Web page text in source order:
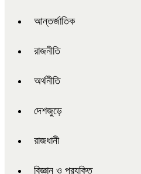
আন্তর্জাতিক
রাজনীতি
অর্থনীতি
দেশজুড়ে
রাজধানী
বিজ্ঞান ও প্রযুক্তি